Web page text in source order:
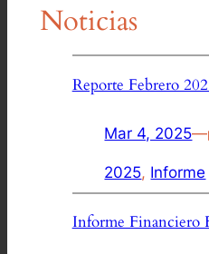
Noticias
Reporte Febrero
Mar 4, 2025—
2025, Informe
Informe Financiero